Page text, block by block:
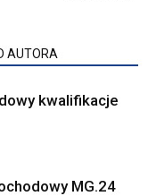
AUTORA
kwalifikacje
MG.24